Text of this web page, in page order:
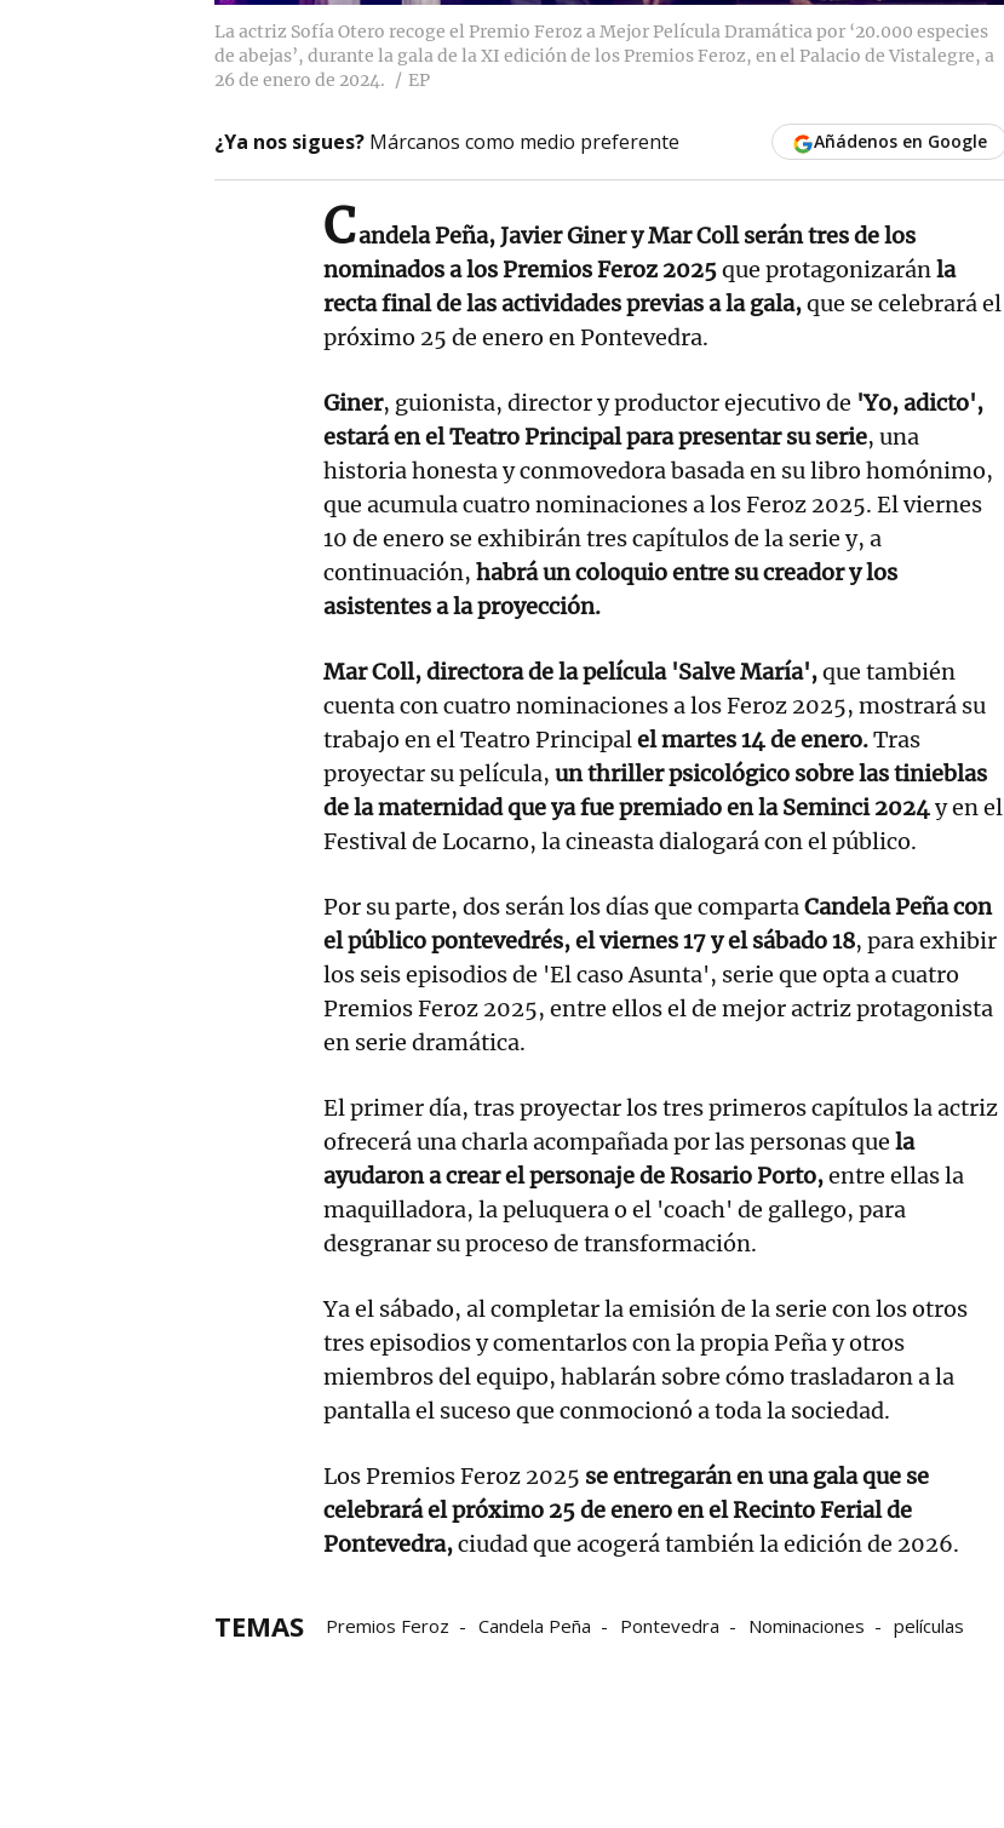
La actriz Sofía Otero recoge el Premio Feroz a Mejor Película Dramática por ‘20.000 especies
de abejas’, durante la gala de la XI edición de los Premios Feroz, en el Palacio de Vistalegre, a
26 de enero de 2024.
EP
¿Ya nos sigues? Márcanos como medio preferente Añádenos en Google
Candela Peña, Javier Giner y Mar Coll serán tres de los
nominados a los Premios Feroz 2025que protagonizaránla
recta final de las actividades previas a la gala,que se celebrará el
próximo 25 de enero en Pontevedra.
Giner, guionista, director y productor ejecutivo de 'Yo, adicto',
estará en el Teatro Principal para presentar su serie, una
historia honesta y conmovedora basada en su libro homónimo,
que acumula cuatro nominaciones a los Feroz 2025. El viernes
10 de enero se exhibirán tres capítulos de la serie y, a
continuación, habrá un coloquio entre su creador y los
asistentes a la proyección.
Mar Coll, directora de la película 'Salve María',que también
cuenta con cuatro nominaciones a los Feroz 2025, mostrará su
trabajo en el Teatro Principalel martes 14 de enero.Tras
proyectar su película, un thriller psicológico sobre las tinieblas
de la maternidad que ya fue premiado en la Seminci 2024y en el
Festival de Locarno, la cineasta dialogará con el público.
Por su parte, dos serán los días que compartaCandela Peña con
el público pontevedrés, el viernes 17 y el sábado 18, para exhibir
los seis episodios de 'El caso Asunta', serie que opta a cuatro
Premios Feroz 2025, entre ellos el de mejor actriz protagonista
en serie dramática.
El primer día, tras proyectar los tres primeros capítulos la actriz
ofrecerá una charla acompañada por las personas que la
ayudaron a crear el personaje de Rosario Porto,entre ellas la
maquilladora, la peluquera o el 'coach' de gallego, para
desgranar su proceso de transformación.
Ya el sábado, al completar la emisión de la serie con los otros
tres episodios y comentarlos con la propia Peña y otros
miembros del equipo, hablarán sobre cómo trasladaron a la
pantalla el suceso que conmocionó a toda la sociedad.
Los Premios Feroz 2025 se entregarán en una gala que se
celebrará el próximo 25 de enero en el Recinto Ferial de
Pontevedra,ciudad que acogerá también la edición de 2026.
TEMAS Premios Feroz Candela Peña Pontevedra Nominaciones películas